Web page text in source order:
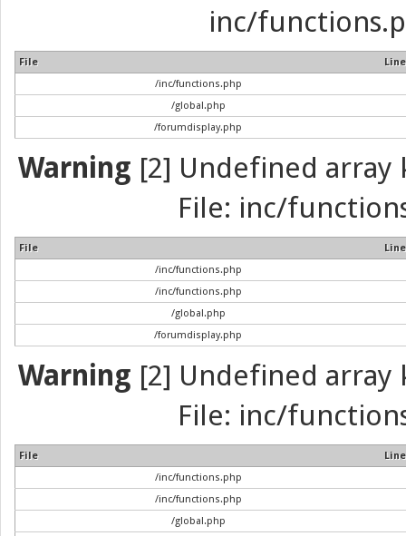
inc/
File
Line
/inc/functions.php
/global.php
/forumdisplay.php
Warning [2] Undefined array
File: inc/
File
Line
/inc/functions.php
/inc/functions.php
/global.php
/forumdisplay.php
Warning [2] Undefined array
File: inc/
File
Line
/inc/functions.php
/inc/functions.php
/global.php